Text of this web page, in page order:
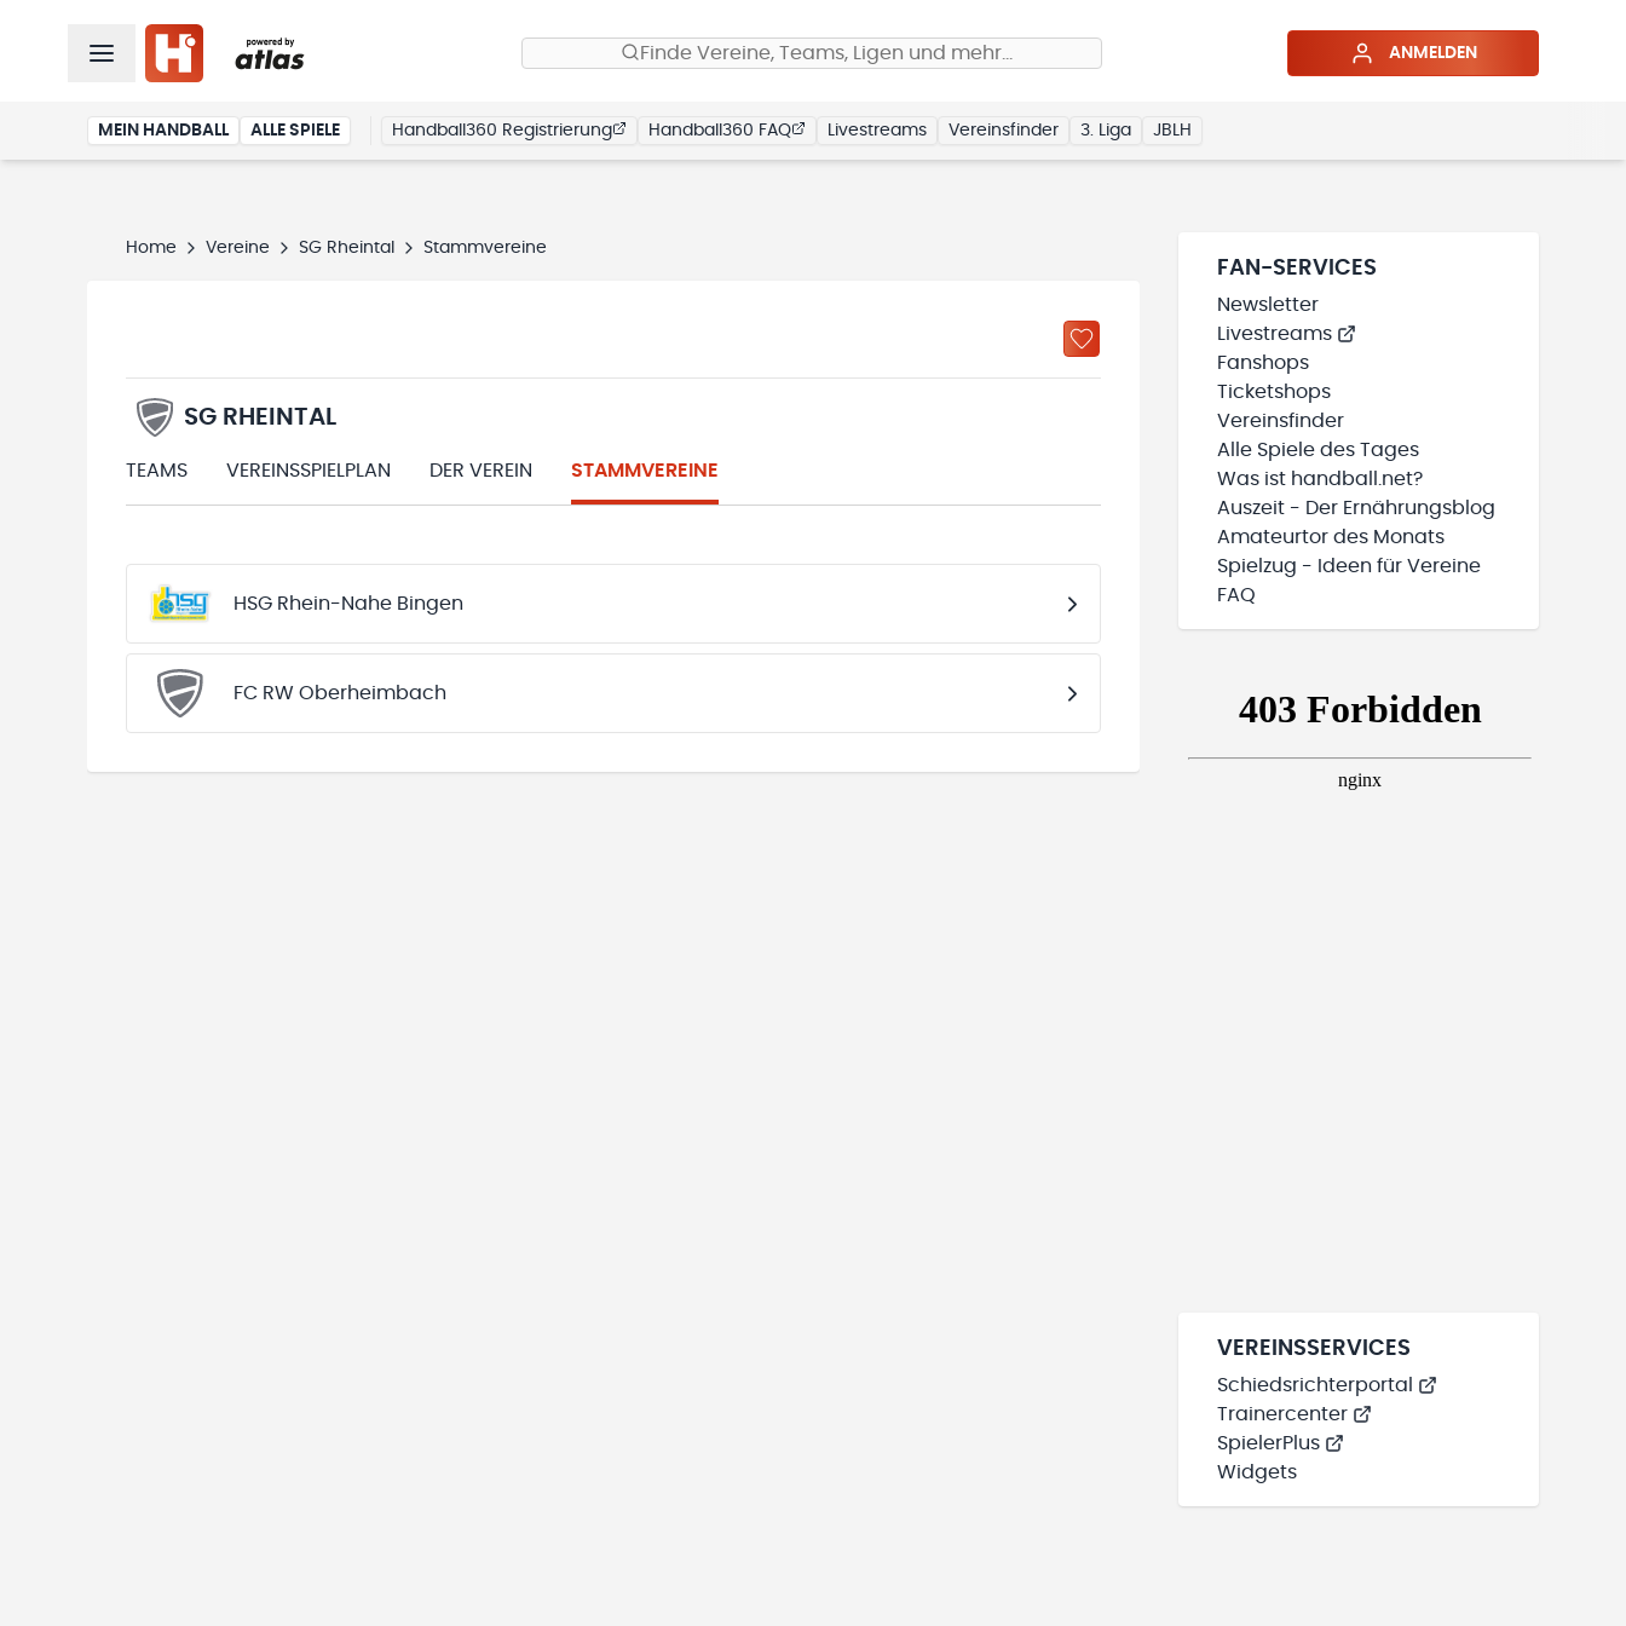
Finde Vereine, Teams, Ligen und mehr… ANMELDEN
MEIN HANDBALL ALLE SPIELE Handball360 Registrierung Handball360 FAQ Livestreams Vereinsfinder 3. Liga JBLH
Home Vereine SG Rheintal Stammvereine
SG RHEINTAL
TEAMS VEREINSSPIELPLAN DER VEREIN STAMMVEREINE
HSG Rhein-Nahe Bingen
FC RW Oberheimbach
FAN-SERVICES
Newsletter
Livestreams
Fanshops
Ticketshops
Vereinsfinder
Alle Spiele des Tages
Was ist handball.net?
Auszeit - Der Ernährungsblog
Amateurtor des Monats
Spielzug - Ideen für Vereine
FAQ
VEREINSSERVICES
Schiedsrichterportal
Trainercenter
SpielerPlus
Widgets